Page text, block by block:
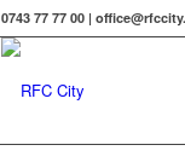
0743 77 77 00 |